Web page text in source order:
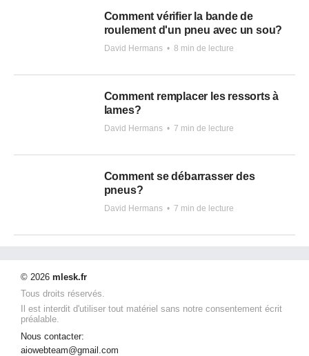
Comment vérifier la bande de
roulement d'un pneu avec un sou?
David Hermans • 8 min de lecture
Comment remplacer les ressorts à
lames?
David Hermans • 7 min de lecture
Comment se débarrasser des
pneus?
David Hermans • 7 min de lecture
© 2026 mlesk.fr
Tous droits réservés.
Il est interdit d'utiliser tout matériel sans notre consentement écrit
préalable.
Nous contacter:
aiowebteam@gmail.com